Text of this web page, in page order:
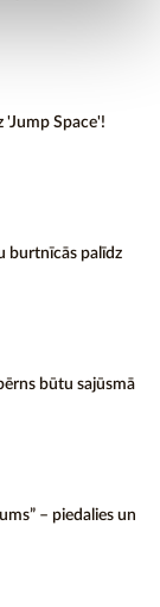
'Jump Space'!
burtnīcās palīdz
būtu sajūsmā
– piedalies un